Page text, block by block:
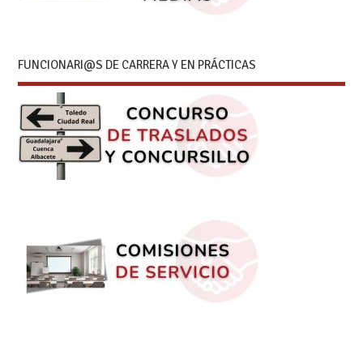
FUNCIONARI@S DE CARRERA Y EN PRÁCTICAS